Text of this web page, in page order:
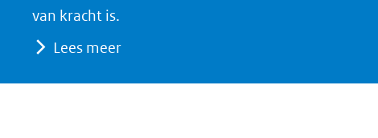
van kracht is.
Lees meer